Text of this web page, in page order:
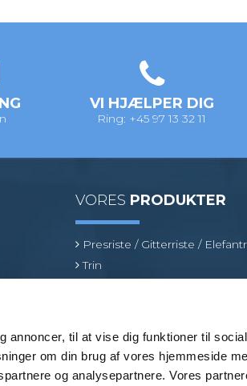
annoncer, til at vise dig funktioner til
om din brug af vores hjemmeside
og analysepartnere. Vores
VI HJÆLPER DIG
Ring: +45 97 13 32 11
VORES PRODUKTER
Presriste / Gitterriste /
Trin
Fastgørelsesbeslag
Brancher